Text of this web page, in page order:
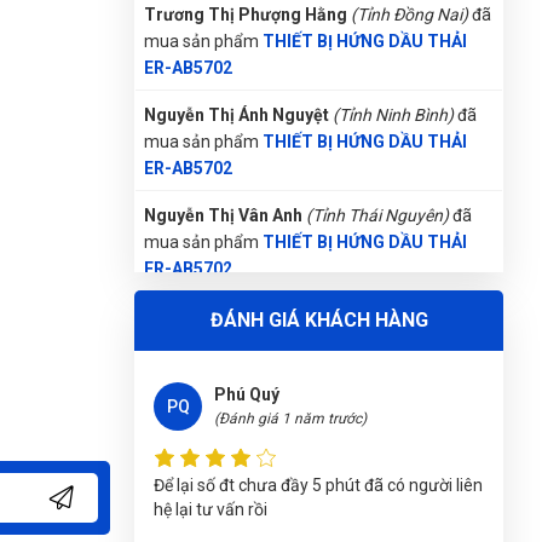
Nguyễn Thị Ánh Nguyệt(Tỉnh Ninh Bình)đã
mua sản phẩm THIẾT BỊ HỨNG DẦU THẢI
ER-AB5702
Nguyễn Thị Vân Anh(Tỉnh Thái Nguyên) đã
mua sản phẩm THIẾT BỊ HỨNG DẦU THẢI
ER-AB5702
Phùng Bảo Ngọc(Thành phố Đà Nẵng)
purchaseTHIẾT BỊ HỨNG DẦU THẢI ER-
AB5702
Nguyễn Vũ Khoa Nguyên (Tỉnh Hải Dương)
Võ Thị Thanh Tươi (Tỉnh Quảng Ngãi)
ER-AB5702
Lê Hoàng Khánh Duy
ĐÁNH GIÁ KHÁCH HÀNG
(Đánh giá 1 năm trước)
giảm giá là thấy thích rồi
PQ
(Đánh giá 1 năm trước)
hệ lại tư vấn rồi
LT
Lê Chí Trung
(Đánh giá 1 năm trước)
Thật khổng thể tin nổi. Chất đến từng đồng